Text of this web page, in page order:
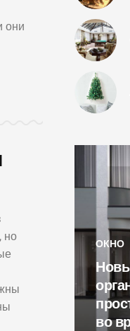
они
но
тренды в
жилого
как жить